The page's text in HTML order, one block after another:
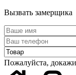
Вызвать замерщика
Пожалуйста,